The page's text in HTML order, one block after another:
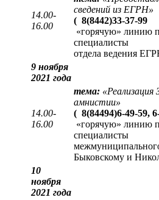
14.00-
16.00
сведений из ЕГРН»
( 8(8442)33-37-99
«горячую» линию
специалисты
отдела ведения
9 ноября
2021 года
14.00-
16.00
тема: «Реализация
амнистии»
( 8(84494)6-49-59,
«горячую» линию
специалисты
Быковскому и
10
ноября
2021 года